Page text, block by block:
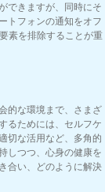
できますが、同時にそ
トフォンの通知をオフ
素を排除することが重
的な環境まで、さまざ
るためには、セルフケ
切な活用など、多角的
しつつ、心身の健康を
合い、どのように解決